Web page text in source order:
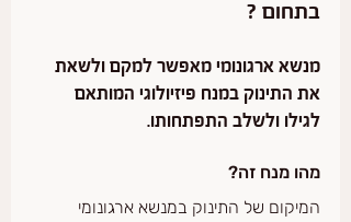
בתחום ?
מנשא ארגונומי מאפשר למקם ולשאת
את התינוק במנח פיזיולוגי המותאם
לגילו ולשלב התפתחותו.
מהו מנח זה?
המיקום של התינוק במנשא ארגונומי